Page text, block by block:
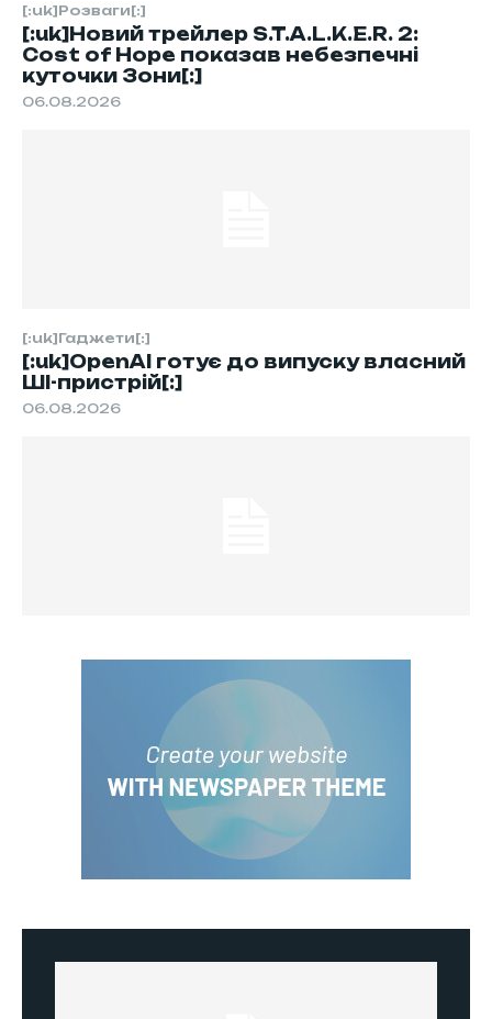
[:uk]Розваги[:]
[:uk]Новий трейлер S.T.A.L.K.E.R. 2:
Cost of Hope показав небезпечні
куточки Зони[:]
06.08.2026
[:uk]Гаджети[:]
[:uk]OpenAI готує до випуску власний
ШІ-пристрій[:]
06.08.2026